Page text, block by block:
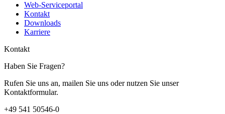
Web-Serviceportal
Kontakt
Downloads
Karriere
Kontakt
Haben Sie Fragen?
Rufen Sie uns an, mailen Sie uns oder nutzen Sie unser
Kontaktformular.
+49 541 50546-0